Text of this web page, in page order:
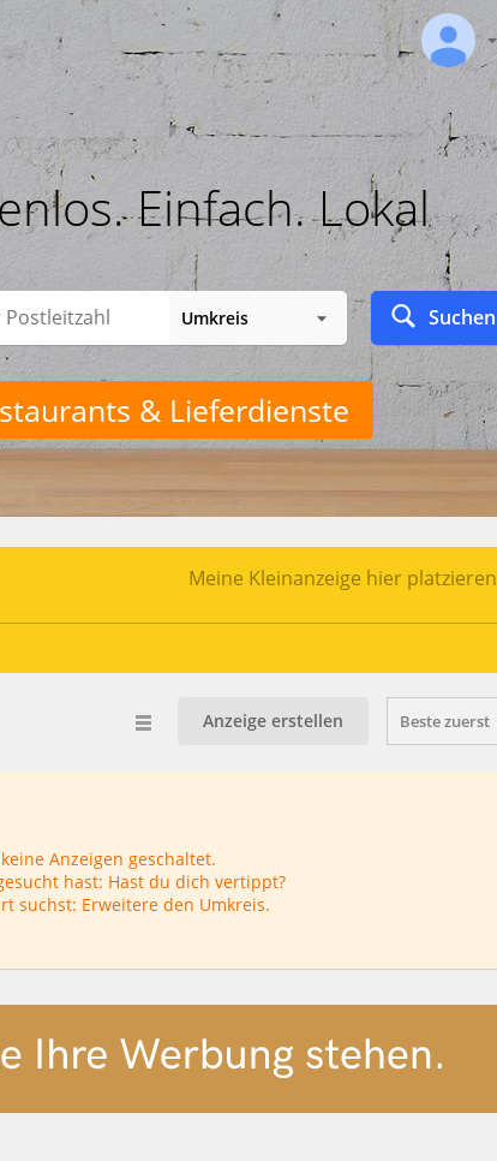
Einfach. Lokal
Suchen
& Lieferdienste
Meine Kleinanzeige hier platzieren
Beste zuerst
Anzeige erstellen
Anzeigen geschaltet.
hast: Hast du dich vertippt?
suchst: Erweitere den Umkreis.